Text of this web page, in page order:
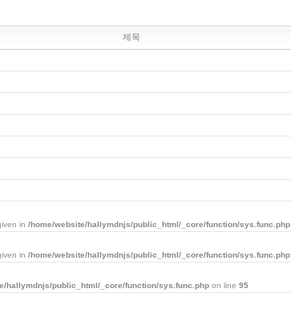
제목
in /home/website/hallymdnjs/public_html/_core/function/sys.func.php
in /home/website/hallymdnjs/public_html/_core/function/sys.func.php
hallymdnjs/public_html/_core/function/sys.func.php on line 95